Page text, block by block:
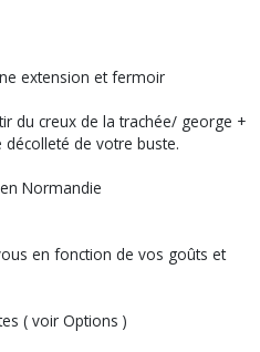
extension et fermoir
du creux de la trachée/ george +
de votre buste.
Normandie
en fonction de vos goûts et
( voir Options )